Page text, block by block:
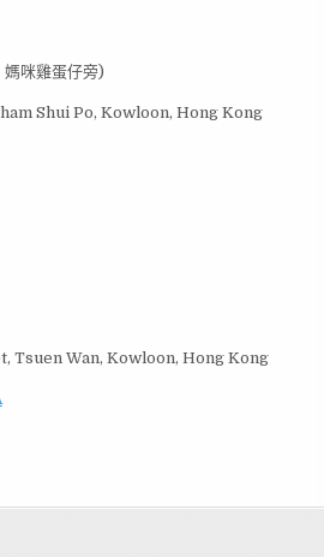
咪雞蛋仔旁)
Shui Po, Kowloon, Hong Kong
Tsuen Wan, Kowloon, Hong Kong